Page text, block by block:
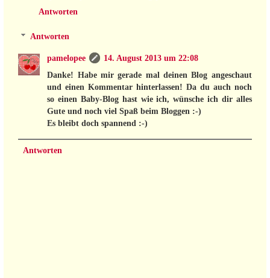
Antworten
Antworten
pamelopee
14. August 2013 um 22:08
Danke! Habe mir gerade mal deinen Blog angeschaut
und einen Kommentar hinterlassen! Da du auch noch
so einen Baby-Blog hast wie ich, wünsche ich dir alles
Gute und noch viel Spaß beim Bloggen :-)
Es bleibt doch spannend :-)
Antworten